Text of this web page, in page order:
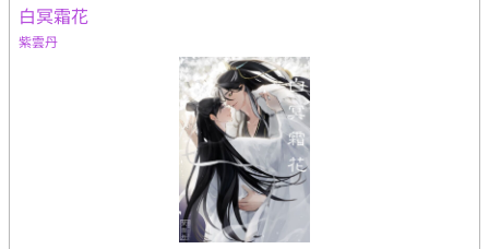
白冥霜花
紫雲丹